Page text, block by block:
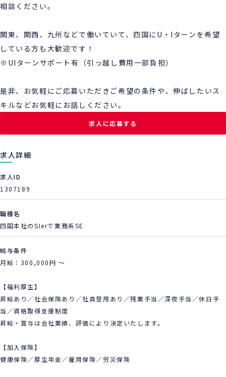
相談ください。
関東、関西、九州などで働いていて、四国にU・Iターンを希望
している方も大歓迎です！
※UIターンサポート有（引っ越し費用一部負担）
是非、お気軽にご応募いただきご希望の条件や、伸ばしたいス
キルなどお気軽にお話しください。
求人に応募する
求人詳細
求人ID
1307189
職種名
四国本社のSIerで業務系SE
給与条件
月給：300,000円 ～
【福利厚生】
昇給あり／社会保険あり／社員登用あり／残業手当／深夜手当／休日手
当／資格取得支援制度
昇給・賞与は会社業績、評価により決定いたします。
【加入保険】
健康保険／厚生年金／雇用保険／労災保険